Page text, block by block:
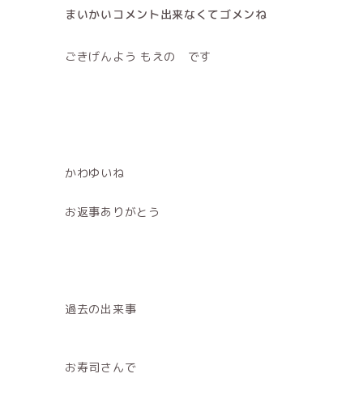
まいかいコメント出来なくてゴメンね
ごきげんよう もえの です
かわゆいね
お返事ありがとう
過去の出来事
お寿司さんで